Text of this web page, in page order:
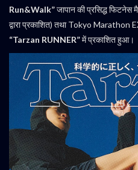
Run&Walk”जापान की प्रसिद्ध फिटनेस
द्वारा प्रकाशित) तथा Tokyo Marathon
“Tarzan RUNNER”में प्रकाशित हुआ।